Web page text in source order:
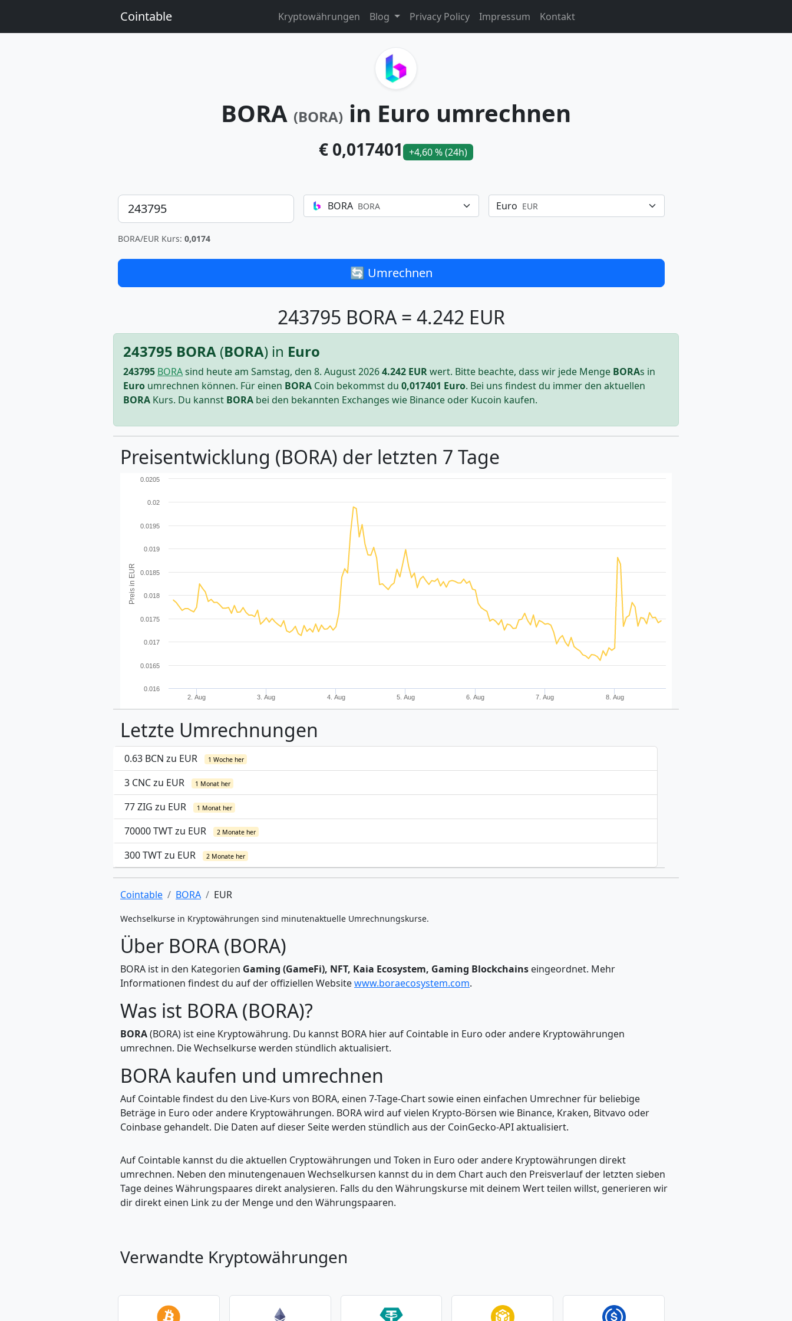
Cointable Kryptowährungen Blog Privacy Policy Impressum Kontakt
BORA (BORA) in Euro umrechnen
€ 0,017401 +4,60 % (24h)
Betrag BORA BORA Euro EUR
BORA/EUR Kurs: 0,0174
🔄 Umrechnen
243795 BORA = 4.242 EUR
243795 BORA (BORA) in Euro
243795 BORAsind heute am Samstag, den 8. August 20264.242 EURwert. Bitte beachte, dass wir jede Menge BORAs in
Euro umrechnen können. Für einen BORA Coin bekommst du 0,017401 Euro. Bei uns findest du immer den aktuellen
BORA Kurs. Du kannst BORA bei den bekannten Exchanges wie Binance oder Kucoin kaufen.
Preisentwicklung (BORA) der letzten 7 Tage
Preis in EUR
2. Aug 3. Aug 4. Aug 5. Aug 6. Aug 7. Aug 8. Aug
0.016
0.0165
0.017
0.0175
0.018
0.0185
0.019
0.0195
0.02
0.0205
Letzte Umrechnungen
0.63 BCN zu EUR 1 Woche her
3 CNC zu EUR 1 Monat her
77 ZIG zu EUR 1 Monat her
70000 TWT zu EUR 2 Monate her
300 TWT zu EUR 2 Monate her
Cointable BORA EUR
Wechselkurse in Kryptowährungen sind minutenaktuelle Umrechnungskurse.
Über BORA (BORA)
BORA ist in den Kategorien Gaming (GameFi), NFT, Kaia Ecosystem, Gaming Blockchains eingeordnet. Mehr
Informationen findest du auf der offiziellen Websitewww.boraecosystem.com.
Was ist BORA (BORA)?
BORA(BORA) ist eine Kryptowährung. Du kannst BORA hier auf Cointable in Euro oder andere Kryptowährungen
umrechnen. Die Wechselkurse werden stündlich aktualisiert.
BORA kaufen und umrechnen
Auf Cointable findest du den Live-Kurs von BORA, einen 7-Tage-Chart sowie einen einfachen Umrechner für beliebige
Beträge in Euro oder andere Kryptowährungen. BORA wird auf vielen Krypto-Börsen wie Binance, Kraken, Bitvavo oder
Coinbase gehandelt. Die Daten auf dieser Seite werden stündlich aus der CoinGecko-API aktualisiert.
Auf Cointable kannst du die aktuellen Cryptowährungen und Token in Euro oder andere Kryptowährungen direkt
umrechnen. Neben den minutengenauen Wechselkursen kannst du in dem Chart auch den Preisverlauf der letzten sieben
Tage deines Währungspaares direkt analysieren. Falls du den Währungskurse mit deinem Wert teilen willst, generieren wir
dir direkt einen Link zu der Menge und den Währungspaaren.
Verwandte Kryptowährungen